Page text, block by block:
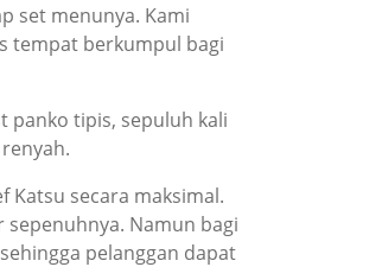
set menunya. Kami
tempat berkumpul bagi
panko tipis, sepuluh kali
Katsu secara maksimal.
Namun bagi
pelanggan dapat